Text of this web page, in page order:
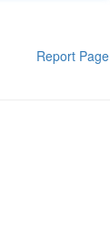
Report Page